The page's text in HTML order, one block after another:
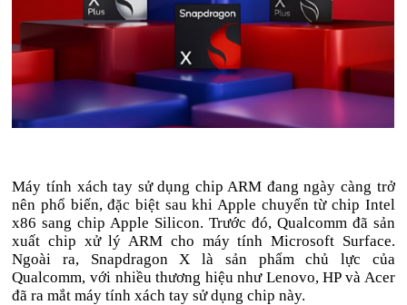
Máy tính xách tay sử dụng chip ARM đang ngày càng trở
nên phổ biến, đặc biệt sau khi Apple chuyển từ chip Intel
x86 sang chip Apple Silicon. Trước đó, Qualcomm đã sản
xuất chip xử lý ARM cho máy tính Microsoft Surface.
Ngoài ra, Snapdragon X là sản phẩm chủ lực của
Qualcomm, với nhiều thương hiệu như Lenovo, HP và Acer
đã ra mắt máy tính xách tay sử dụng chip này.